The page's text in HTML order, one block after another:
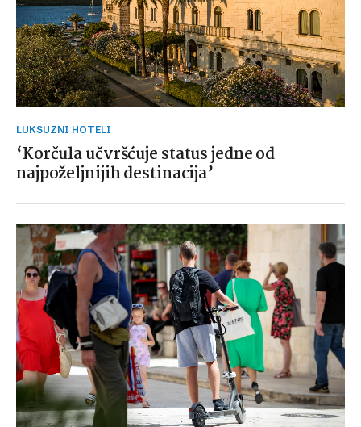
LUKSUZNI HOTELI
‘Korčula učvršćuje status jedne od
najpoželjnijih destinacija’